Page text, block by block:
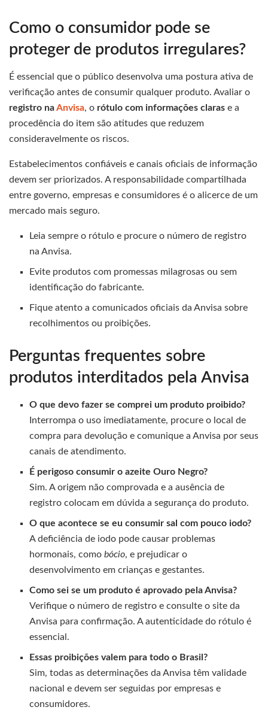
Como o consumidor pode se
proteger de produtos irregulares?
É essencial que o público desenvolva uma postura ativa de
verificação antes de consumir qualquer produto. Avaliar o
registro naAnvisa, o rótulo com informações claras e a
procedência do item são atitudes que reduzem
consideravelmente os riscos.
Estabelecimentos confiáveis e canais oficiais de informação
devem ser priorizados. A responsabilidade compartilhada
entre governo, empresas e consumidores é o alicerce de um
mercado mais seguro.
Leia sempre o rótulo e procure o número de registro
na Anvisa.
Evite produtos com promessas milagrosas ou sem
identificação do fabricante.
Fique atento a comunicados oficiais da Anvisa sobre
recolhimentos ou proibições.
Perguntas frequentes sobre
produtos interditados pela Anvisa
O que devo fazer se comprei um produto proibido?
Interrompa o uso imediatamente, procure o local de
compra para devolução e comunique a Anvisa por seus
canais de atendimento.
É perigoso consumir o azeite Ouro Negro?
Sim. A origem não comprovada e a ausência de
registro colocam em dúvida a segurança do produto.
O que acontece se eu consumir sal com pouco iodo?
A deficiência de iodo pode causar problemas
hormonais, comobócio, e prejudicar o
desenvolvimento em crianças e gestantes.
Como sei se um produto é aprovado pela Anvisa?
Verifique o número de registro e consulte o site da
Anvisa para confirmação. A autenticidade do rótulo é
essencial.
Essas proibições valem para todo o Brasil?
Sim, todas as determinações da Anvisa têm validade
nacional e devem ser seguidas por empresas e
consumidores.